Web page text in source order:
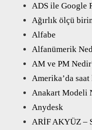
ADS ile Google
Ağırlık ölçü
Alfabe
Alfanümerik
AM ve PM
Amerika’da saat
Anakart Modeli
Anydesk
ARİF AKYÜZ –